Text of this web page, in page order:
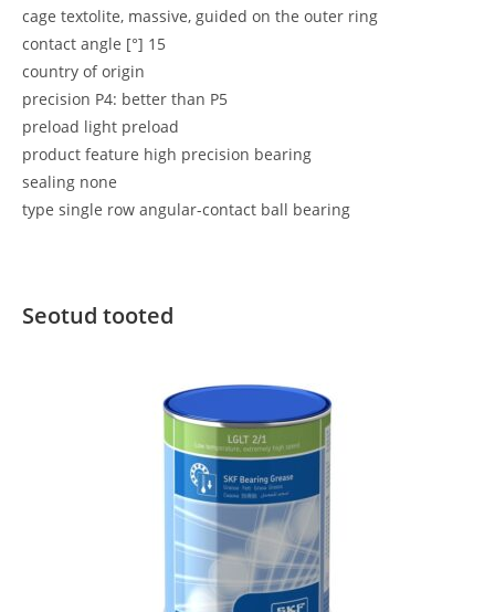
cage textolite, massive, guided on the outer ring
contact angle [°] 15
country of origin
precision P4: better than P5
preload light preload
product feature high precision bearing
sealing none
type single row angular-contact ball bearing
Seotud tooted